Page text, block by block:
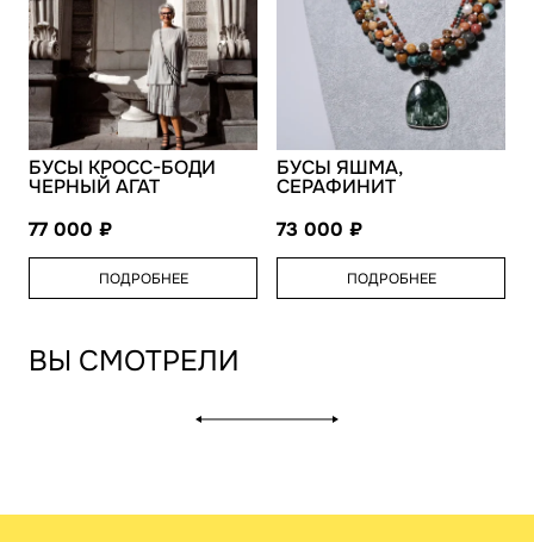
БУСЫ КРОСС-БОДИ
ЧЕРНЫЙ АГАТ
77 000
ПОДРОБНЕЕ
БУСЫ ЯШМА,
СЕРАФИНИТ
73 000
ПОДРОБНЕЕ
ВЫ СМОТРЕЛИ